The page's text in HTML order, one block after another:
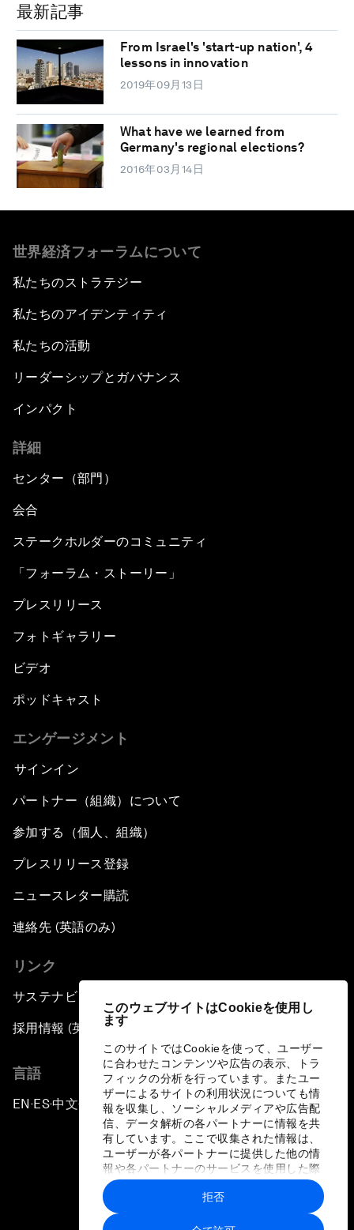
このウェブサイトはCookieを使用し
ます
このサイトではCookieを使って、ユーザー
に合わせたコンテンツや広告の表示、トラ
フィックの分析を行っています。またユー
ザーによるサイトの利用状況についても情
報を収集し、ソーシャルメディアや広告配
信、データ解析の各パートナーに情報を共
有しています。ここで収集された情報は、
ユーザーが各パートナーに提供した他の情
報や各パートナーのサービスを使用した際
に収集された情報と組み合わされ、各パー
トナーによって使用されることがありま
す。
拒否
最新記事
From Israel's 'start-up nation', 4
lessons in innovation
2019年09月13日
What have we learned from
Germany's regional elections?
2016年03月14日
世界経済フォーラムについて
私たちのストラテジー
私たちのアイデンティティ
私たちの活動
リーダーシップとガバナンス
インパクト
詳細
センター（部門）
会合
ステークホルダーのコミュニティ
「フォーラム・ストーリー」
プレスリリース
フォトギャラリー
ビデオ
ポッドキャスト
エンゲージメント
サインイン
パートナー（組織）について
参加する（個人、組織）
プレスリリース登録
ニュースレター購読
連絡先 (英語のみ)
リンク
サステナビリティへの取り組み
採用情報 (英語のみ)
言語
EN ▪ES▪中文▪ 日本語
プライバシーポリシーと利用規約